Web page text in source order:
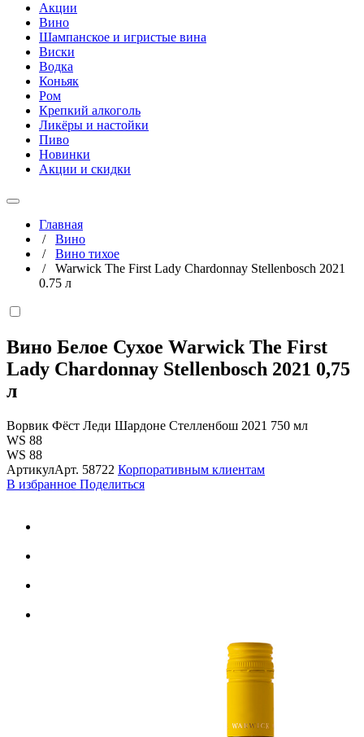
Акции
Вино
Шампанское и игристые вина
Виски
Водка
Коньяк
Ром
Крепкий алкоголь
Ликёры и настойки
Пиво
Новинки
Акции и скидки
Главная
/ Вино
/ Вино тихое
/ Warwick The First Lady Chardonnay Stellenbosch 2021
0.75 л
Вино Белое Сухое Warwick The First
Lady Chardonnay Stellenbosch 2021 0,75
л
Ворвик Фёст Леди Шардоне Стелленбош 2021 750 мл
WS 88
WS 88
АртикулАрт. 58722 Корпоративным клиентам
В избранное Поделиться